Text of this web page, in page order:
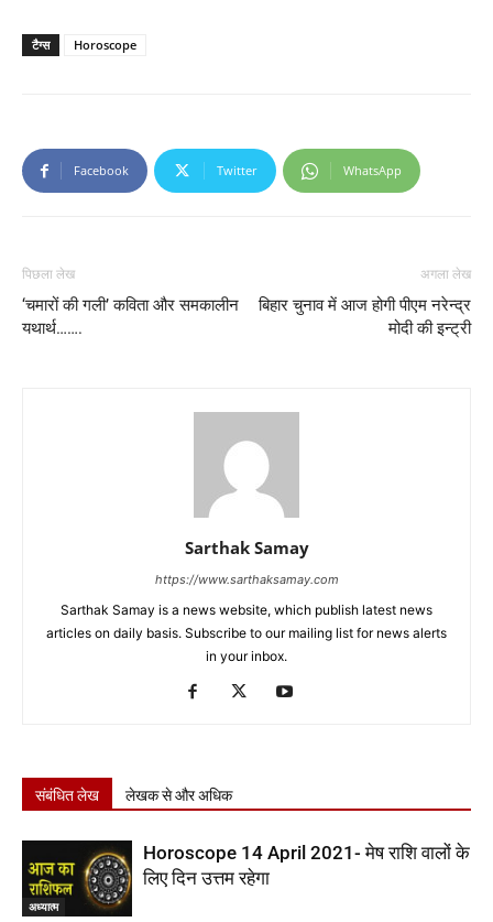
टैग्स Horoscope
Facebook Twitter WhatsApp
पिछला लेख
‘चमारों की गली’ कविता और समकालीन
यथार्थ…….
अगला लेख
बिहार चुनाव में आज होगी पीएम नरेन्द्र
मोदी की इन्ट्री
Sarthak Samay
https://www.sarthaksamay.com
Sarthak Samay is a news website, which publish latest news
articles on daily basis. Subscribe to our mailing list for news alerts
in your inbox.
संबंधित लेख लेखक से और अधिक
अध्यात्म
Horoscope 14 April 2021- मेष राशि वालों के
लिए दिन उत्तम रहेगा